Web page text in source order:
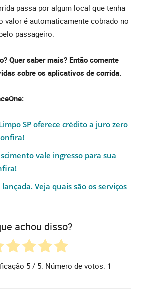
passa por algum local que tenha
valor é automaticamente cobrado no
passageiro.
Quer saber mais? Então comente
sobre os aplicativos de corrida.
SP oferece crédito a juro zero
vale ingresso para sua
Veja quais são os serviços
achou disso?
5 / 5. Número de votos: 1